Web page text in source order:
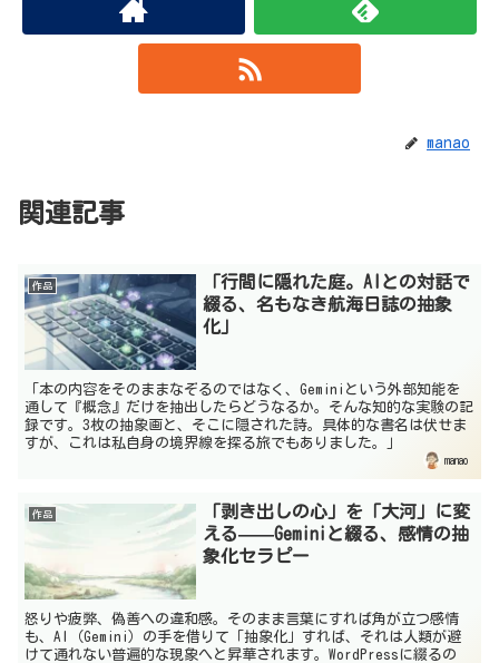
manao
関連記事
作品
「行間に隠れた庭。AIとの対話で
綴る、名もなき航海日誌の抽象
化」
「本の内容をそのままなぞるのではなく、Geminiという外部知能を
通して『概念』だけを抽出したらどうなるか。そんな知的な実験の記
録です。3枚の抽象画と、そこに隠された詩。具体的な書名は伏せま
すが、これは私自身の境界線を探る旅でもありました。」
manao
作品
「剥き出しの心」を「大河」に変
える——Geminiと綴る、感情の抽
象化セラピー
怒りや疲弊、偽善への違和感。そのまま言葉にすれば角が立つ感情
も、AI（Gemini）の手を借りて「抽象化」すれば、それは人類が避
けて通れない普遍的な現象へと昇華されます。WordPressに綴るの